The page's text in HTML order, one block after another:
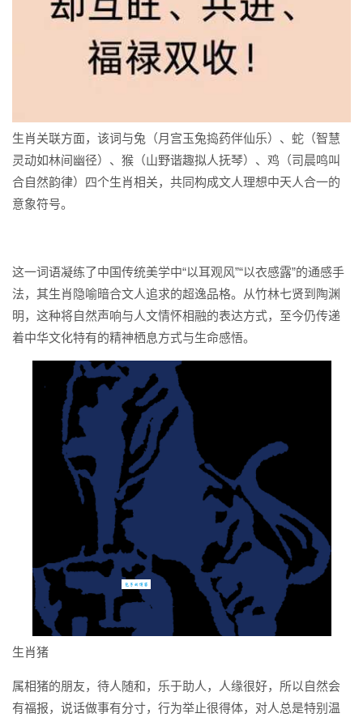
生肖关联方面，该词与兔（月宫玉兔捣药伴仙乐）、蛇（智慧
灵动如林间幽径）、猴（山野谐趣拟人抚琴）、鸡（司晨鸣叫
合自然韵律）四个生肖相关，共同构成文人理想中天人合一的
意象符号。
这一词语凝练了中国传统美学中“以耳观风”“以衣感露”的通感手
法，其生肖隐喻暗合文人追求的超逸品格。从竹林七贤到陶渊
明，这种将自然声响与人文情怀相融的表达方式，至今仍传递
着中华文化特有的精神栖息方式与生命感悟。
生肖猪
属相猪的朋友，待人随和，乐于助人，人缘很好，所以自然会
有福报，说话做事有分寸，行为举止很得体，对人总是特别温